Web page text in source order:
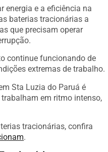
energia e a eficiência na
baterias tracionárias a
que precisam operar
continue funcionando de
extremas de trabalho.
Sta Luzia do Paruá é
em ritmo intenso,
tracionárias, confira